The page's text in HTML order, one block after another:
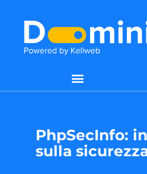
PhpSecInfo:
sulla